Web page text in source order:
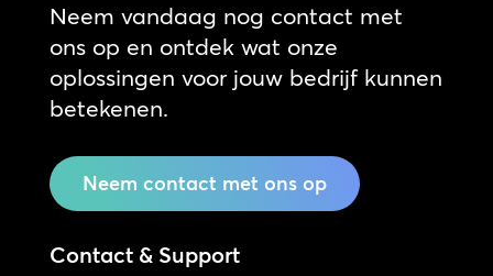
Neem vandaag nog contact met
ons op en ontdek wat onze
oplossingen voor jouw bedrijf kunnen
betekenen.
Neem contact met ons op
Contact & Support